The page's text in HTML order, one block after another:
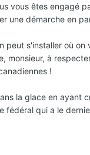
opter pour le Québec
vous êtes engagé
une démarche en
peut s'installer où on
monsieur, à
!
la glace en ayant
fédéral qui a le